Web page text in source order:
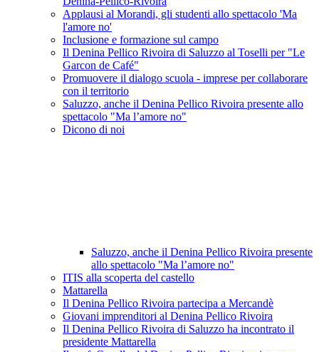
Applausi al Morandi, gli studenti allo spettacolo 'Ma
l'amore no'
Inclusione e formazione sul campo
Il Denina Pellico Rivoira di Saluzzo al Toselli per "Le
Garcon de Café"
Promuovere il dialogo scuola - imprese per collaborare
con il territorio
Saluzzo, anche il Denina Pellico Rivoira presente allo
spettacolo "Ma l’amore no"
Dicono di noi
Saluzzo, anche il Denina Pellico Rivoira presente
allo spettacolo "Ma l’amore no"
ITIS alla scoperta del castello
Mattarella
Il Denina Pellico Rivoira partecipa a Mercandè
Giovani imprenditori al Denina Pellico Rivoira
Il Denina Pellico Rivoira di Saluzzo ha incontrato il
presidente Mattarella